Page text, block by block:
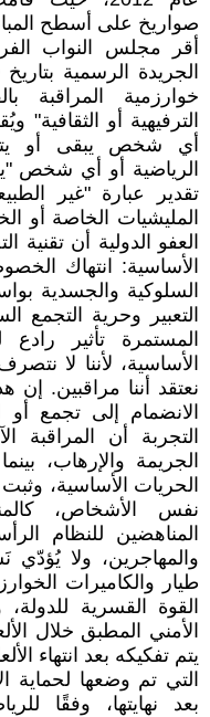
صواريخ على أسطح
أقر مجلس النواب
خوارزمية المراقبة
أي شخص يبقى أو
الرياضية أو أي شخص
تقدير عبارة "غير
المليشيات الخاصة أو
العفو الدولية أن
الأساسية: انتهاك
السلوكية والجسدية
التعبير وحرية التجمع
المستمرة تأثير
الأساسية، لأننا لا
نعتقد أننا مراقبين. إن
الانضمام إلى تجمع أو
التجربة أن المراقبة
الجريمة والإرهاب،
الحريات الأساسية،
نفس الأشخاص،
المناهضين للنظام
والمهاجرين، ولا
طيار والكاميرات
القوة القسرية
الأمني المطبق خلال
يتم تفكيكه بعد انتهاء
التي تم وضعها لحماية
بعد نهايتها، وفقًا